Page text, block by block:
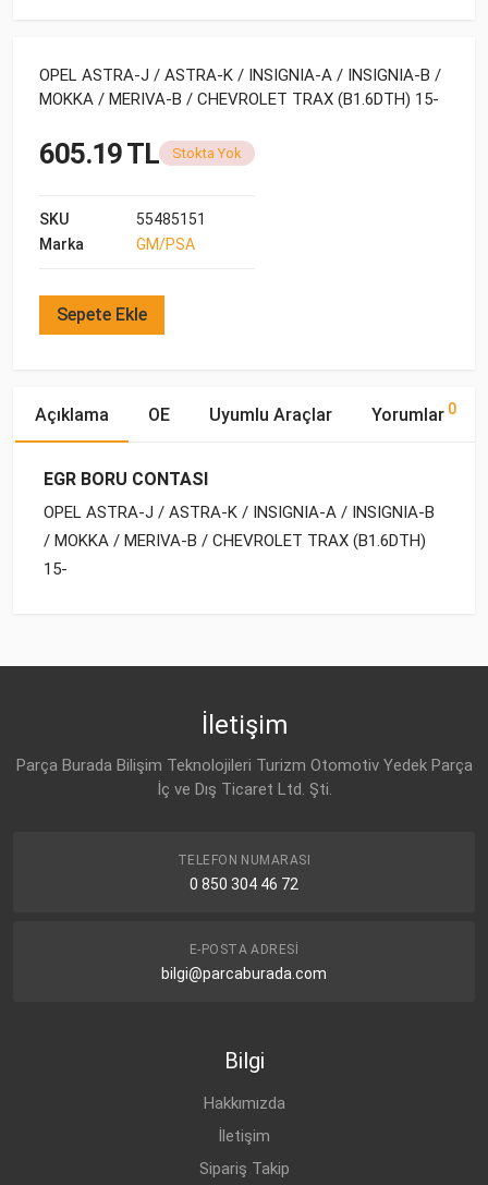
OPEL ASTRA-J / ASTRA-K / INSIGNIA-A / INSIGNIA-B /
MOKKA / MERIVA-B / CHEVROLET TRAX (B1.6DTH) 15-
605.19 TL Stokta Yok
SKU
55485151
Marka
GM/PSA
Sepete Ekle
Açıklama OE Uyumlu Araçlar Yorumlar 0
EGR BORU CONTASI
OPEL ASTRA-J / ASTRA-K / INSIGNIA-A / INSIGNIA-B
/ MOKKA / MERIVA-B / CHEVROLET TRAX (B1.6DTH)
15-
İletişim
Parça Burada Bilişim Teknolojileri Turizm Otomotiv Yedek Parça
İç ve Dış Ticaret Ltd. Şti.
TELEFON NUMARASI
0 850 304 46 72
E-POSTA ADRESI
bilgi@parcaburada.com
Bilgi
Hakkımızda
İletişim
Sipariş Takip